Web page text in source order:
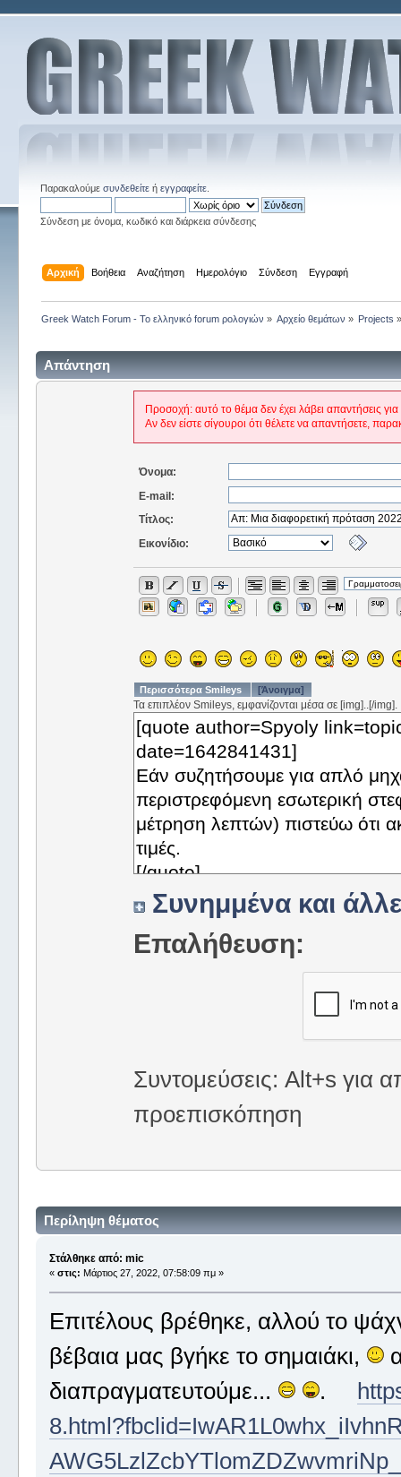
Παρακαλούμε συνδεθείτεή εγγραφείτε.
Σύνδεση με όνομα, κωδικό και διάρκεια σύνδεσης
Αρχική Βοήθεια Αναζήτηση Ημερολόγιο Σύνδεση Εγγραφή
Greek Watch Forum - Το ελληνικό forum ρολογιών » Αρχείο θεμάτων » Projects
Απάντηση
Προσοχή: αυτό το θέμα δεν έχει λάβει απαντήσεις
Αν δεν είστε σίγουροι ότι θέλετε να απαντήσετε,
Όνομα:
E-mail:
Τίτλος:
Εικονίδιο:
Περισσότερα Smileys [Άνοιγμα]
Τα επιπλέον Smileys, εμφανίζονται μέσα σε [img]..[/img].
Συνημμένα και
Επαλήθευση:
Συντομεύσεις: Alt+s για
προεπισκόπηση
Περίληψη θέματος
Στάλθηκε από: mic
« στις: Μάρτιος 27, 2022, 07:58:09 πμ »
Επιτέλους βρέθηκε, αλλού το
βέβαια μας βγήκε το σημαιάκι,
διαπραγματευτούμε...
.